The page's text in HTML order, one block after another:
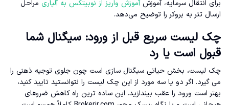
برای انتقال سرمایه، آموزش آموزش واریز از نوبیتکس به آلپاری مراحل
ارسال تتر به بروکر را توضیح می‌دهد.
چک لیست سریع قبل از ورود: سیگنال شما
قبول است یا رد
چک لیست، بخش حیاتی سیگنال سازی است چون جلوی توجیه ذهنی را
می گیرد. اگر دو یا سه مورد از این چک لیست را نتوانستید تایید کنید،
بهتر است ورود را عقب بیندازید. این ساده ترین راه کاهش ضررهای